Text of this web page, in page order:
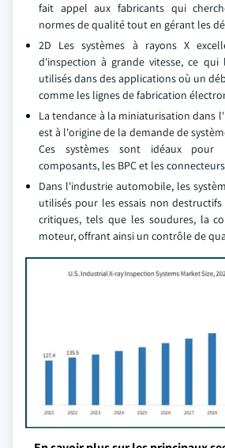
fait appel aux fabricants qui
normes de qualité tout en gérant les
2D Les systèmes à rayons X
d'inspection à grande vitesse, ce
utilisés dans des applications où un
comme les lignes de fabrication
La tendance à la miniaturisation dans
est à l'origine de la demande de
Ces systèmes sont idéaux pour
composants, les BPC et les
Dans l'industrie automobile, les
utilisés pour les essais non destructifs
critiques, tels que les soudures, la
moteur, offrant ainsi un contrôle de